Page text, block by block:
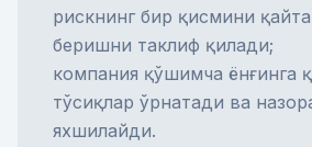
рискнинг бир қисмини
беришни таклиф қилади;
компания қўшимча ёнғинга
тўсиқлар ўрнатади ва
яхшилайди.